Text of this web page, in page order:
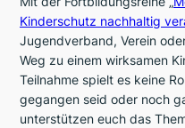
Kinderschutz nachhaltig
Jugendverband, Verein
Weg zu einem wirksamen
Teilnahme spielt es keine
gegangen seid oder noch
unterstützen euch das